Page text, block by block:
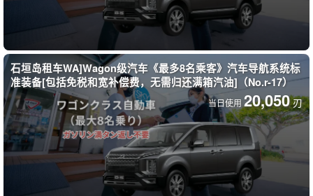
石垣岛租车WA]Wagon级汽车《最多8名乘客》汽车导航系统标
准装备[包括免税和宽补偿费，无需归还满箱汽油]（No.r-17）
当日使用 20,050 刃